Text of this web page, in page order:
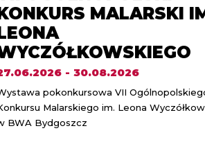
MALARSKI
- 30.08.2026
pokonkursowa VII
Malarskiego im. Leona
BWA Bydgoszcz